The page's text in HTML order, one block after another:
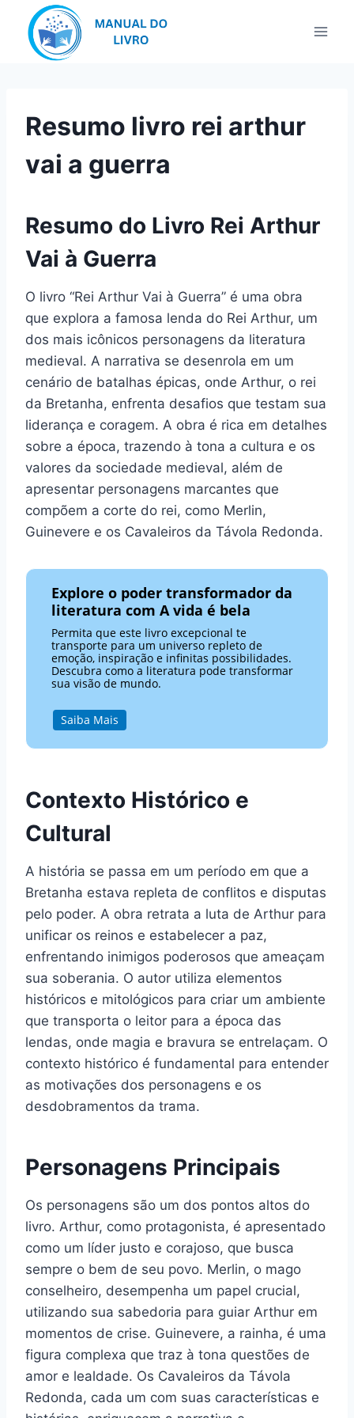
Resumo livro rei arthur
vai a guerra
Resumo do Livro Rei Arthur
Vai à Guerra
O livro “Rei Arthur Vai à Guerra” é uma obra
que explora a famosa lenda do Rei Arthur, um
dos mais icônicos personagens da literatura
medieval. A narrativa se desenrola em um
cenário de batalhas épicas, onde Arthur, o rei
da Bretanha, enfrenta desafios que testam sua
liderança e coragem. A obra é rica em detalhes
sobre a época, trazendo à tona a cultura e os
valores da sociedade medieval, além de
apresentar personagens marcantes que
compõem a corte do rei, como Merlin,
Guinevere e os Cavaleiros da Távola Redonda.
Explore o poder transformador da
literatura com A vida é bela
Permita que este livro excepcional te
transporte para um universo repleto de
emoção, inspiração e infinitas possibilidades.
Descubra como a literatura pode transformar
sua visão de mundo.
Saiba Mais
Contexto Histórico e
Cultural
A história se passa em um período em que a
Bretanha estava repleta de conflitos e disputas
pelo poder. A obra retrata a luta de Arthur para
unificar os reinos e estabelecer a paz,
enfrentando inimigos poderosos que ameaçam
sua soberania. O autor utiliza elementos
históricos e mitológicos para criar um ambiente
que transporta o leitor para a época das
lendas, onde magia e bravura se entrelaçam. O
contexto histórico é fundamental para entender
as motivações dos personagens e os
desdobramentos da trama.
Personagens Principais
Os personagens são um dos pontos altos do
livro. Arthur, como protagonista, é apresentado
como um líder justo e corajoso, que busca
sempre o bem de seu povo. Merlin, o mago
conselheiro, desempenha um papel crucial,
utilizando sua sabedoria para guiar Arthur em
momentos de crise. Guinevere, a rainha, é uma
figura complexa que traz à tona questões de
amor e lealdade. Os Cavaleiros da Távola
Redonda, cada um com suas características e